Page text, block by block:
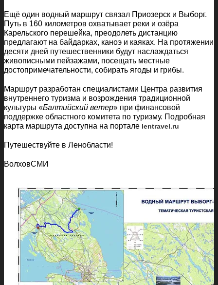
Ещё один водный маршрут связал Приозерск и Выборг.
Путь в 160 километров охватывает реки и озёра
Карельского перешейка, преодолеть дистанцию
предлагают на байдарках, каноэ и каяках. На протяжении
десяти дней путешественники будут наслаждаться
живописными пейзажами, посещать местные
достопримечательности, собирать ягоды и грибы.
Маршрут разработан специалистами Центра развития
внутреннего туризма и возрождения традиционной
культуры «Балтийский ветер» при финансовой
поддержке областного комитета по туризму. Подробная
карта маршрута доступна на портале lentravel.ru
Путешествуйте в Ленобласти!
ВолховСМИ